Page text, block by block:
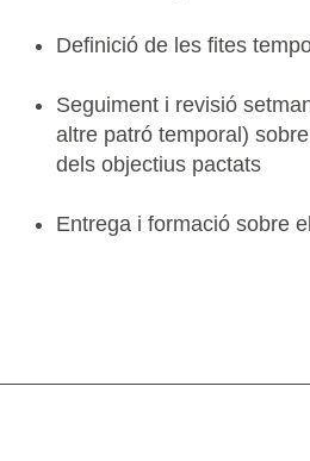
Definició de les fites
Seguiment i revisió
altre patró temporal)
dels objectius pactats
Entrega i formació sobre